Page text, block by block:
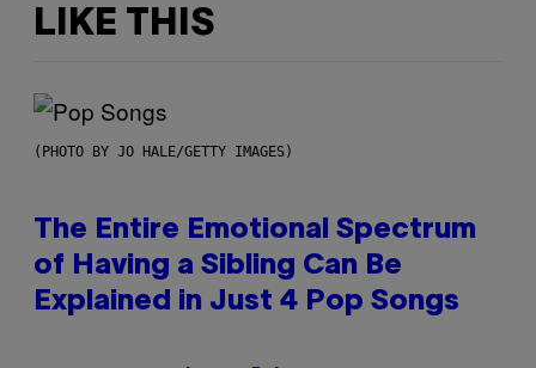
LIKE THIS
(PHOTO BY JO HALE/GETTY IMAGES)
The Entire Emotional Spectrum
of Having a Sibling Can Be
Explained in Just 4 Pop Songs